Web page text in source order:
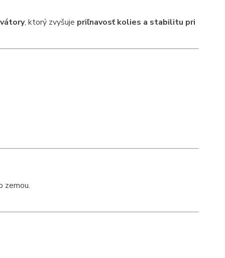
, ktorý zvyšuje priľnavosť kolies a stabilitu pri
zemou.